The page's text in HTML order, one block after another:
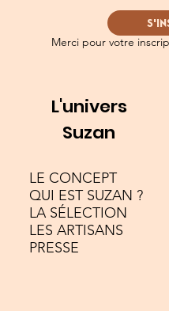
Merci pour votre
L'univers
Suzan
LE CONCEPT
QUI EST SUZAN ?
LA SÉLECTION
LES ARTISANS
PRESSE